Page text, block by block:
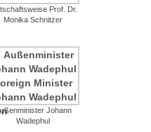
Prof. Dr.
Monika Schnitzer
Johann
Wadephul